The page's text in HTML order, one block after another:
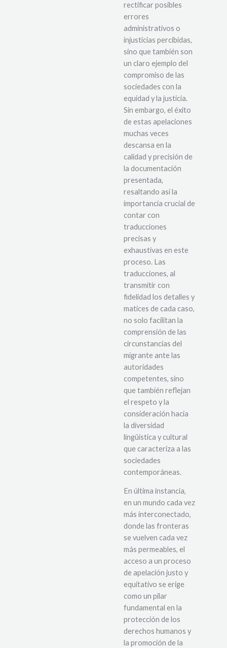
rectificar posibles
errores
administrativos o
injusticias percibidas,
sino que también son
un claro ejemplo del
compromiso de las
sociedades con la
equidad y la justicia.
Sin embargo, el éxito
de estas apelaciones
muchas veces
descansa en la
calidad y precisión de
la documentación
presentada,
resaltando así la
importancia crucial de
contar con
traducciones
precisas y
exhaustivas en este
proceso. Las
traducciones, al
transmitir con
fidelidad los detalles y
matices de cada caso,
no solo facilitan la
comprensión de las
circunstancias del
migrante ante las
autoridades
competentes, sino
que también reflejan
el respeto y la
consideración hacia
la diversidad
lingüística y cultural
que caracteriza a las
sociedades
contemporáneas.
En última instancia,
en un mundo cada vez
más interconectado,
donde las fronteras
se vuelven cada vez
más permeables, el
acceso a un proceso
de apelación justo y
equitativo se erige
como un pilar
fundamental en la
protección de los
derechos humanos y
la promoción de la